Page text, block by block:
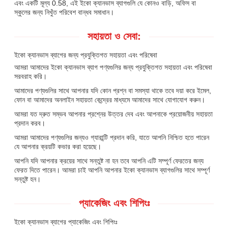
এবং একটি মূল্য 0.58, এই ইকো ক্যানভাস ব্যাগগুলি যে কোনও বাড়ি, অফিস বা
স্কুলের জন্য নিখুঁত পরিবেশ বান্ধব সমাধান।
সহায়তা ও সেবা:
ইকো ক্যানভাস ব্যাগের জন্য প্রযুক্তিগত সহায়তা এবং পরিষেবা
আমরা আমাদের ইকো ক্যানভাস ব্যাগ পণ্যগুলির জন্য প্রযুক্তিগত সহায়তা এবং পরিষেবা
সরবরাহ করি।
আমাদের পণ্যগুলির সাথে আপনার যদি কোন প্রশ্ন বা সমস্যা থাকে তবে দয়া করে ইমেল,
ফোন বা আমাদের অনলাইন সহায়তা কেন্দ্রের মাধ্যমে আমাদের সাথে যোগাযোগ করুন।
আমরা যত দ্রুত সম্ভব আপনার প্রশ্নের উত্তর দেব এবং আপনাকে প্রয়োজনীয় সহায়তা
প্রদান করব।
আমরা আমাদের পণ্যগুলির জন্যও গ্যারান্টি প্রদান করি, যাতে আপনি নিশ্চিত হতে পারেন
যে আপনার ক্রয়টি কভার করা হয়েছে।
আপনি যদি আপনার ক্রয়ের সাথে সন্তুষ্ট না হন তবে আপনি এটি সম্পূর্ণ ফেরতের জন্য
ফেরত দিতে পারেন। আমরা চাই আপনি আপনার ইকো ক্যানভাস ব্যাগগুলির সাথে সম্পূর্ণ
সন্তুষ্ট হন।
প্যাকেজিং এবং শিপিংঃ
ইকো ক্যানভাস ব্যাগের প্যাকেজিং এবং শিপিংঃ